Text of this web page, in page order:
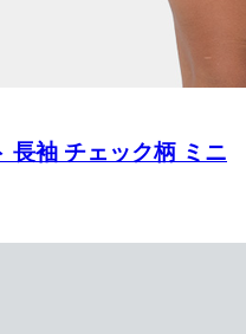
長袖 チェック柄 ミニ